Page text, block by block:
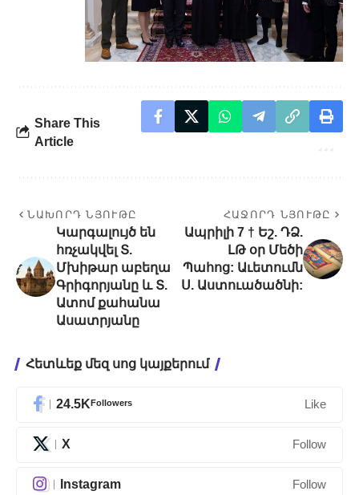
Share This
Article
ՆԱԽՈՐԴ ՆՅՈՒԹԸ
Կարգալույծ են
հռչակվել Տ.
Մխիթար աբեղա
Գրիգորյանը և Տ.
Ատոմ քահանա
Ասատրյանը
ՀԱՋՈՐԴ ՆՅՈՒԹԸ
Ապրիլի 7 † Եշ. ԴՁ.
ԼԹ օր Մեծի
Պահոց: Աւետումն
Ս. Աստուածածնի:
Հետևեք մեզ սոց կայքերում
24.5KFollowers Like
X Follow
Instagram Follow